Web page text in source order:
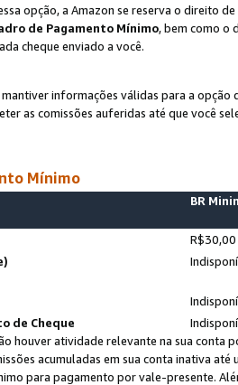
opção, a Amazon se reserva o direito
de Pagamento Mínimo, bem como o
cheque enviado a você.
mantiver informações válidas para a
as comissões auferidas até que você
Mínimo
BR
R$30,00
de Cheque
houver atividade relevante na sua conta
acumuladas em sua conta inativa
para pagamento por vale-presente.